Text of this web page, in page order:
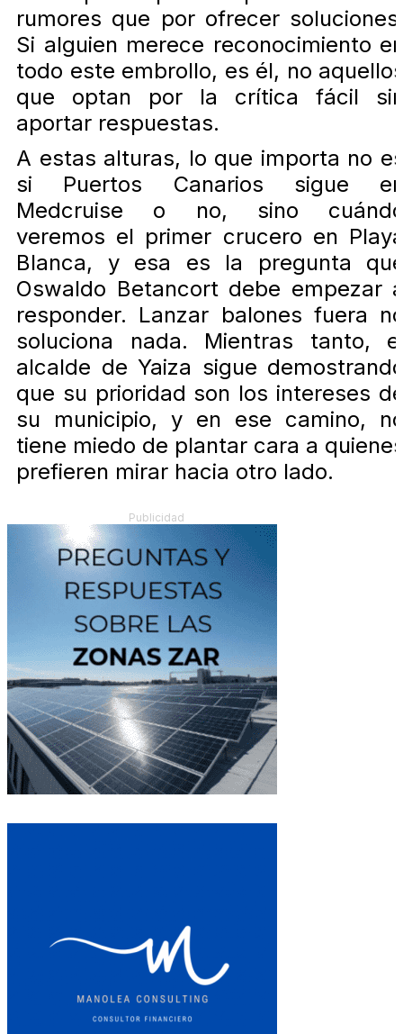
rumores que por ofrecer
Si alguien merece reconocimiento
todo este embrollo, es él, no
que optan por la crítica fácil
aportar respuestas.
A estas alturas, lo que importa no
si Puertos Canarios sigue
Medcruise o no, sino
veremos el primer crucero en
Blanca, y esa es la pregunta
Oswaldo Betancort debe empezar
responder. Lanzar balones fuera
soluciona nada. Mientras tanto,
alcalde de Yaiza sigue
que su prioridad son los intereses
su municipio, y en ese camino,
tiene miedo de plantar cara a
prefieren mirar hacia otro lado.
Publicidad